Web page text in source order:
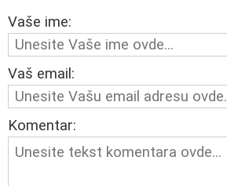
Vaše ime:
Vaš email:
Komentar: